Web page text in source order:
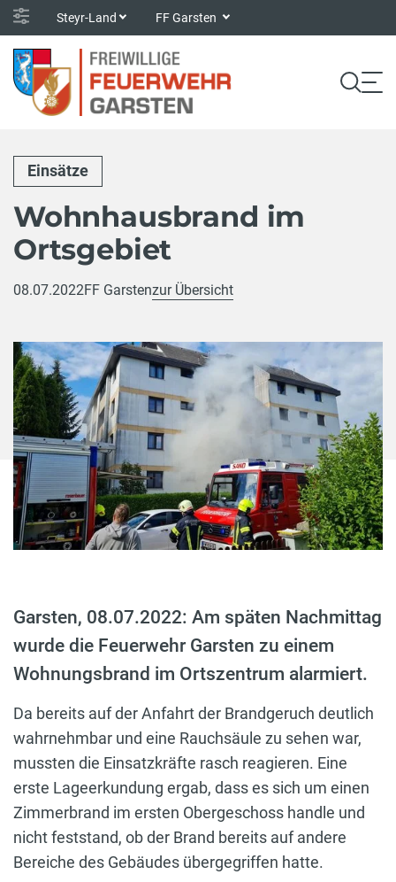
Steyr-Land FF Garsten
Einsätze
Wohnhausbrand im
Ortsgebiet
08.07.2022FF Garstenzur Übersicht
Garsten, 08.07.2022: Am späten Nachmittag
wurde die Feuerwehr Garsten zu einem
Wohnungsbrand im Ortszentrum alarmiert.
Da bereits auf der Anfahrt der Brandgeruch deutlich
wahrnehmbar und eine Rauchsäule zu sehen war,
mussten die Einsatzkräfte rasch reagieren. Eine
erste Lageerkundung ergab, dass es sich um einen
Zimmerbrand im ersten Obergeschoss handle und
nicht feststand, ob der Brand bereits auf andere
Bereiche des Gebäudes übergegriffen hatte.